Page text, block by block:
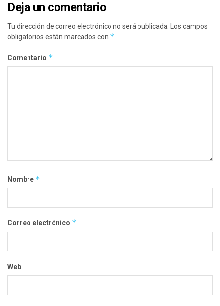
Deja un comentario
Tu dirección de correo electrónico no será publicada.
Los campos
obligatorios están marcados con *
Comentario *
Nombre *
Correo electrónico *
Web